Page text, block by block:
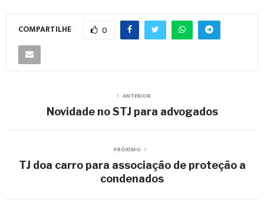
COMPARTILHE 0
ANTERIOR
Novidade no STJ para advogados
PRÓXIMO
TJ doa carro para associação de proteção a
condenados